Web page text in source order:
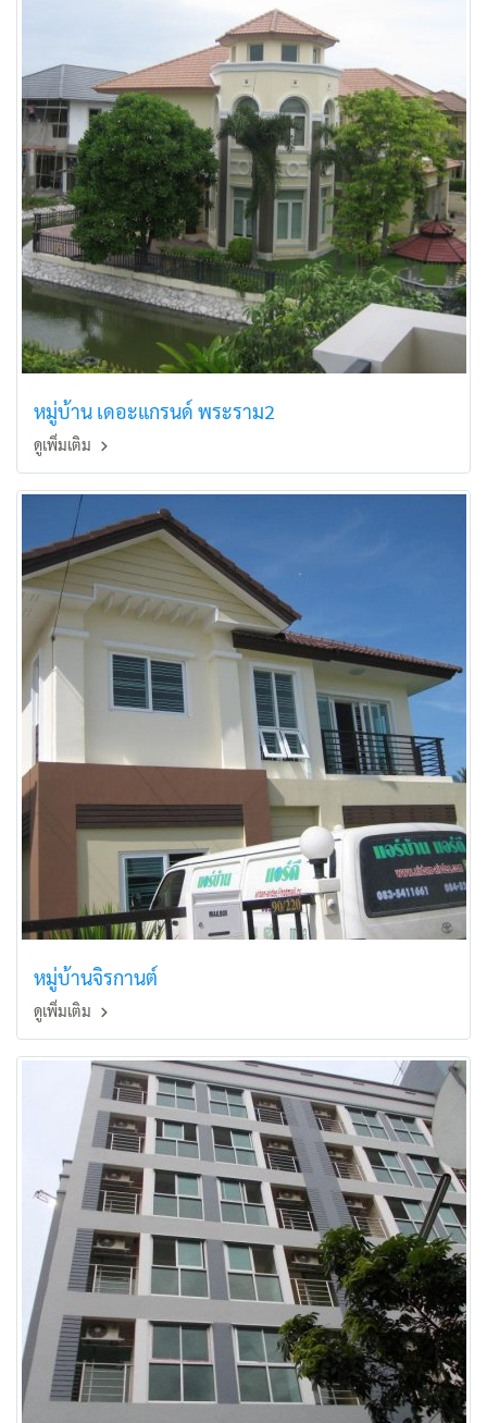
หมู่บ้าน เดอะแกรนด์ พระราม2
ดูเพิ่มเติม
หมู่บ้านจิรกานต์
ดูเพิ่มเติม